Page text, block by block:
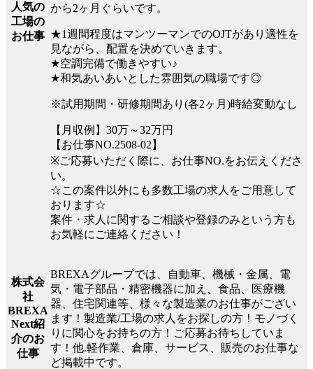
人気の
工場の
お仕事
から2ヶ月ぐらいです。
★1週間程度はマンツーマンでのOJTがあり適性を
見ながら、配置を決めていきます。
★空調完備で働きやすい♪
★和気あいあいとした雰囲気の職場です◎
※試用期間・研修期間あり(各2ヶ月)時給変動なし
【月収例】30万～32万円
【お仕事NO.2508-02】
※ご応募いただく際に、お仕事NO.をお伝えくださ
い。
☆この案件以外にも多数工場の求人をご用意して
おります☆
案件・求人に関するご相談や登録のみという方も
お気軽にご連絡ください！
株式会
社
BREXA
Next紹
介のお
仕事
BREXAグループでは、自動車、機械・金属、電
気・電子部品・精密機器に加え、食品、医療機
器、住宅関連等、様々な製造業のお仕事がござい
ます！製造業/工場の求人をお探しの方！モノづく
りに関心をお持ちの方！ご応募お待ちしていま
す！他.軽作業、倉庫、サービス、販売のお仕事な
ど掲載中です。